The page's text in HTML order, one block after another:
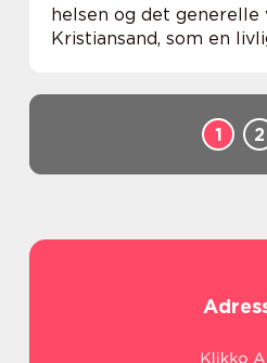
helsen og det
Kristiansand, som en
1 2